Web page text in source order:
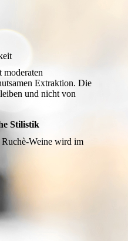
moderaten
Extraktion. Die
und nicht von
Stilistik
Weine wird im